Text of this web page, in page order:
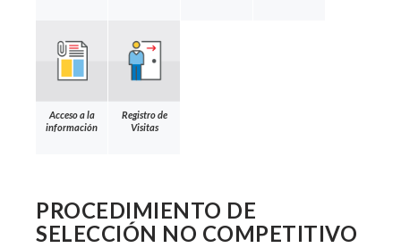
Acceso a la
información
Registro de
Visitas
PROCEDIMIENTO DE
SELECCIÓN NO COMPETITIVO